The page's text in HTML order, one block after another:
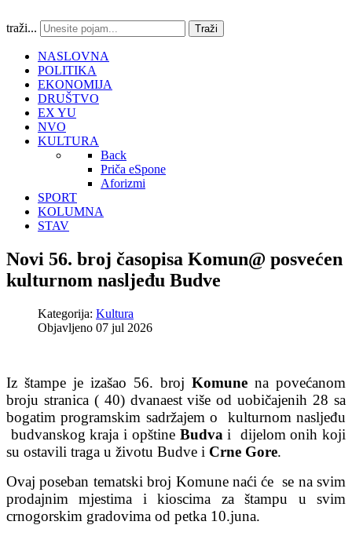
traži... Traži
NASLOVNA
POLITIKA
EKONOMIJA
DRUŠTVO
EX YU
NVO
KULTURA
Back
Priča eSpone
Aforizmi
SPORT
KOLUMNA
STAV
Novi 56. broj časopisa Komun@ posvećen
kulturnom nasljeđu Budve
Kategorija: Kultura
Objavljeno 07 jul 2026
Iz štampe je izašao 56. broj Komune na povećanom
broju stranica ( 40) dvanaest više od uobičajenih 28 sa
bogatim programskim sadržajem o kulturnom nasljeđu
budvanskog kraja i opštine Budva i dijelom onih koji
su ostavili traga u životu Budve i Crne Gore.
Ovaj poseban tematski broj Komune naći će se na svim
prodajnim mjestima i kioscima za štampu u svim
crnogorskim gradovima od petka 10.juna.